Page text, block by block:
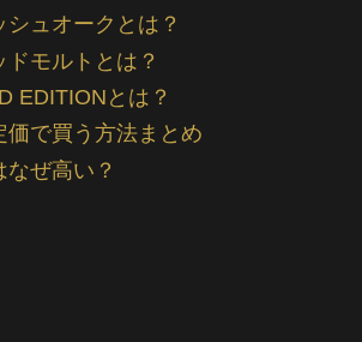
ュオークとは？
モルトとは？
EDITIONとは？
価で買う方法まとめ
ぜ高い？